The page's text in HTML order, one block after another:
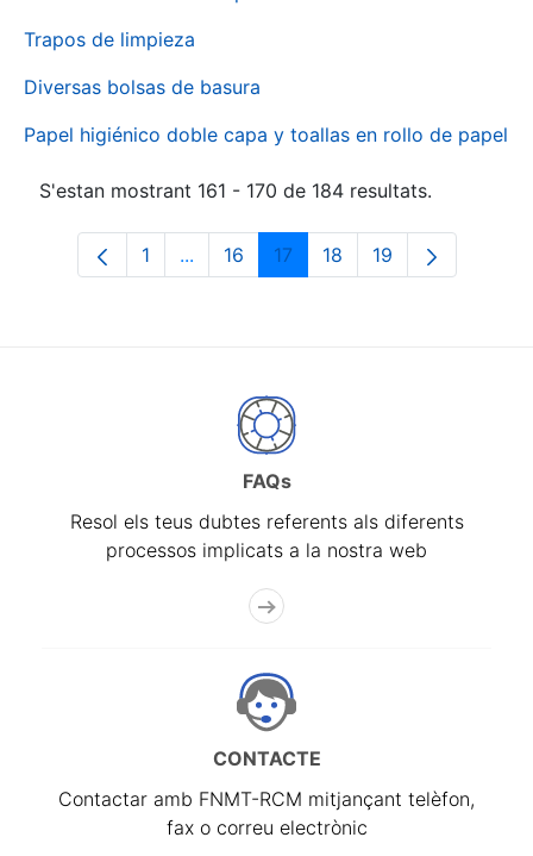
Trapos de limpieza
Diversas bolsas de basura
Papel higiénico doble capa y toallas en rollo de papel
S'estan mostrant 161 - 170 de 184 resultats.
Pàgina
1 ...Pàgines intermèdies Utilitzeu TAB per
Pàgina
16 Pàgina
17 Pàgina
18 Pàgina
19
FAQs
Resol els teus dubtes referents als diferents
processos implicats a la nostra web
CONTACTE
Contactar amb FNMT-RCM mitjançant telèfon,
fax o correu electrònic